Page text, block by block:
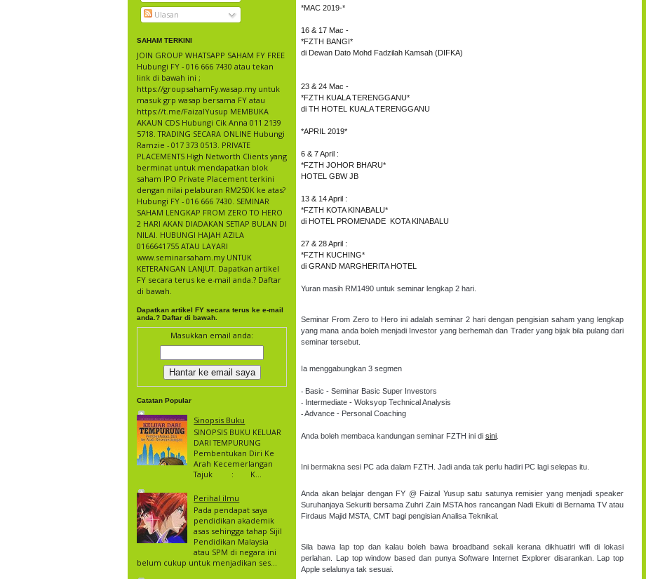
Ulasan
SAHAM TERKINI
JOIN GROUP WHATSAPP SAHAM FY FREE
Hubungi FY - 016 666 7430 atau tekan
link di bawah ini ;
https://groupsahamFy.wasap.my untuk
masuk grp wasap bersama FY atau
https://t.me/FaizalYusup MEMBUKA
AKAUN CDS Hubungi Cik Anna 011 2139
5718. TRADING SECARA ONLINE Hubungi
Ramzie - 017 373 0513. PRIVATE
PLACEMENTS High Networth Clients yang
berminat untuk mendapatkan blok
saham IPO Private Placement terkini
dengan nilai pelaburan RM250K ke atas?
Hubungi FY - 016 666 7430. SEMINAR
SAHAM LENGKAP FROM ZERO TO HERO
2 HARI AKAN DIADAKAN SETIAP BULAN DI
NILAI. HUBUNGI HAJAH AZILA
0166641755 ATAU LAYARI
www.seminarsaham.my UNTUK
KETERANGAN LANJUT. Dapatkan artikel
FY secara terus ke e-mail anda.? Daftar
di bawah.
Dapatkan artikel FY secara terus ke e-mail
anda.? Daftar di bawah.
Masukkan email anda:
Catatan Popular
Sinopsis Buku
SINOPSIS BUKU KELUAR
DARI TEMPURUNG
Pembentukan Diri Ke
Arah Kecemerlangan
Tajuk : K...
Perihal ilmu
Pada pendapat saya
pendidikan akademik
asas sehingga tahap Sijil
Pendidikan Malaysia
atau SPM di negara ini
belum cukup untuk menjadikan ses...
*MAC 2019-*
16 & 17 Mac -
*FZTH BANGI*
di Dewan Dato Mohd Fadzilah Kamsah (DIFKA)
23 & 24 Mac -
*FZTH KUALA TERENGGANU*
di TH HOTEL KUALA TERENGGANU
*APRIL 2019*
6 & 7 April :
*FZTH JOHOR BHARU*
HOTEL GBW JB
13 & 14 April :
*FZTH KOTA KINABALU*
di HOTEL PROMENADE KOTA KINABALU
27 & 28 April :
*FZTH KUCHING*
di GRAND MARGHERITA HOTEL
Yuran masih RM1490 untuk seminar lengkap 2 hari.
Seminar From Zero to Hero ini adalah seminar 2 hari dengan pengisian saham yang lengkap
yang mana anda boleh menjadi Investor yang berhemah dan Trader yang bijak bila pulang dari
seminar tersebut.
Ia menggabungkan 3 segmen
⁃ Basic - Seminar Basic Super Investors
⁃ Intermediate - Woksyop Technical Analysis
⁃ Advance - Personal Coaching
Anda boleh membaca kandungan seminar FZTH ini di sini
Ini bermakna sesi PC ada dalam FZTH. Jadi anda tak perlu hadiri PC lagi selepas itu.
Anda akan belajar dengan FY @ Faizal Yusup satu satunya remisier yang menjadi speaker
Suruhanjaya Sekuriti bersama Zuhri Zain MSTA hos rancangan Nadi Ekuiti di Bernama TV atau
Firdaus Majid MSTA, CMT bagi pengisian Analisa Teknikal.
Sila bawa lap top dan kalau boleh bawa broadband sekali kerana dikhuatiri wifi di lokasi
perlahan. Lap top window based dan punya Software Internet Explorer disarankan. Lap top
Apple selalunya tak sesuai.